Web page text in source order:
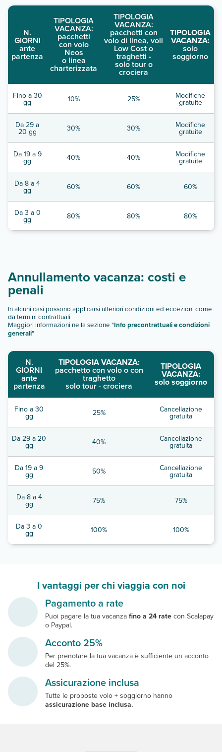
N.
GIORNI
ante
partenza
TIPOLOGIA
VACANZA:
pacchetti
con volo
Neos
o linea
charterizzata
TIPOLOGIA
VACANZA:
pacchetti con
volo di linea, voli
Low Cost o
traghetti -
solo tour o
crociera
TIPOLOGIA
VACANZA:
solo
soggiorno
Fino a 30
gg 10% 25% Modifiche
gratuite
Da 29 a
20 gg 30% 30% Modifiche
gratuite
Da 19 a 9
gg 40% 40% Modifiche
gratuite
Da 8 a 4
gg 60% 60% 60%
Da 3 a 0
gg 80% 80% 80%
Annullamento vacanza: costi e
penali
In alcuni casi possono applicarsi ulteriori condizioni ed eccezioni come
da termini contrattuali
Maggiori informazioni nella sezione "Info precontrattuali e condizioni
generali"
N.
GIORNI
ante
partenza
TIPOLOGIA VACANZA:
pacchetto con volo o con
traghetto
solo tour - crociera
TIPOLOGIA
VACANZA:
solo soggiorno
Fino a 30
gg 25% Cancellazione
gratuita
Da 29 a 20
gg 40% Cancellazione
gratuita
Da 19 a 9
gg 50% Cancellazione
gratuita
Da 8 a 4
gg 75% 75%
Da 3 a 0
gg 100% 100%
I vantaggi per chi viaggia con noi
Pagamento a rate
Puoi pagare la tua vacanza fino a 24 rate con Scalapay
o Paypal.
Acconto 25%
Per prenotare la tua vacanza è sufficiente un acconto
del 25%.
Assicurazione inclusa
Tutte le proposte volo + soggiorno hanno
assicurazione base inclusa.